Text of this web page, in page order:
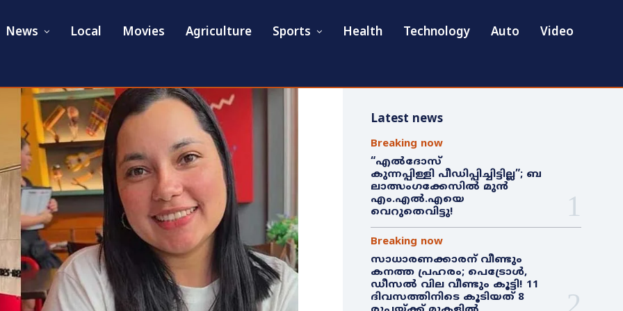
News Local Movies Agriculture Sports Health Technology Auto Video
Latest news
Breaking now
“എൽദോസ്
കുന്നപ്പിള്ളി പീഡിപ്പിച്ചിട്ടില്ല”; ബ
ലാത്സംഗക്കേസിൽ മുൻ
എം.എൽ.എയെ
വെറുതെവിട്ടു!
Breaking now
സാധാരണക്കാരന് വീണ്ടും
കനത്ത പ്രഹരം; പെട്രോൾ,
ഡീസൽ വില വീണ്ടും കൂട്ടി! 11
ദിവസത്തിനിടെ കൂടിയത് 8